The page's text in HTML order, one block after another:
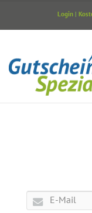
Login |